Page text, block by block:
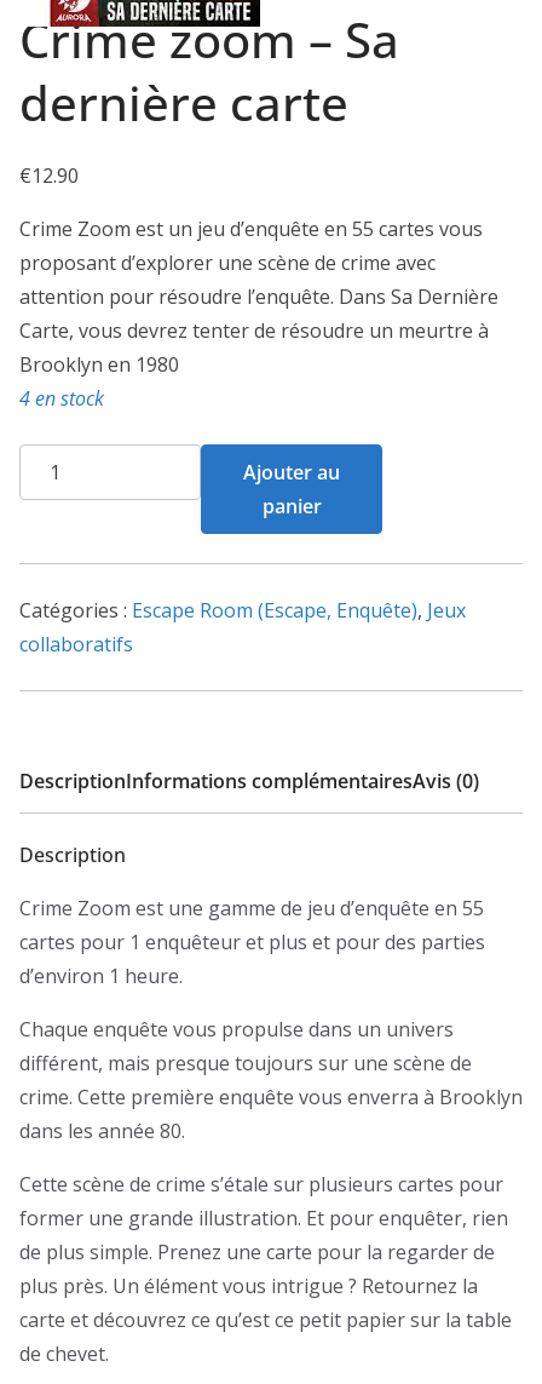
Crime zoom – Sa
dernière carte
€12.90
Crime Zoom est un jeu d’enquête en 55 cartes vous
proposant d’explorer une scène de crime avec
attention pour résoudre l’enquête. Dans Sa Dernière
Carte, vous devrez tenter de résoudre un meurtre à
Brooklyn en 1980
4 en stock
quantité
de
zoom
-
carte
Ajouter au
panier
Catégories : Escape Room (Escape, Enquête), Jeux
collaboratifs
DescriptionInformations complémentairesAvis (0)
Description
Crime Zoom est une gamme de jeu d’enquête en 55
cartes pour 1 enquêteur et plus et pour des parties
d’environ 1 heure.
Chaque enquête vous propulse dans un univers
différent, mais presque toujours sur une scène de
crime. Cette première enquête vous enverra à Brooklyn
dans les année 80.
Cette scène de crime s’étale sur plusieurs cartes pour
former une grande illustration. Et pour enquêter, rien
de plus simple. Prenez une carte pour la regarder de
plus près. Un élément vous intrigue ? Retournez la
carte et découvrez ce qu’est ce petit papier sur la table
de chevet.